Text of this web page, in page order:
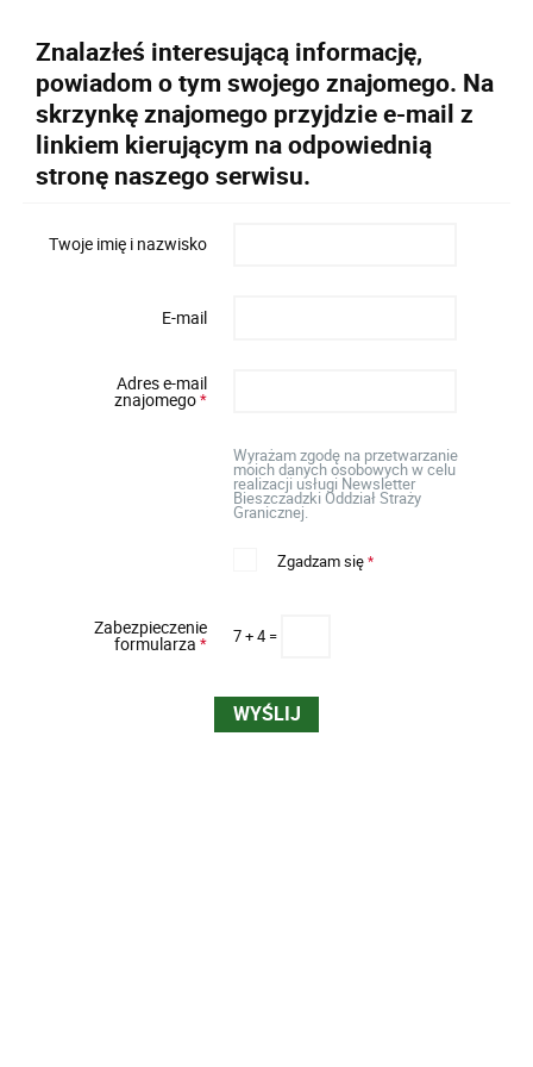
Znalazłeś interesującą informację,
powiadom o tym swojego znajomego. Na
skrzynkę znajomego przyjdzie e-mail z
linkiem kierującym na odpowiednią
stronę naszego serwisu.
Twoje imię i nazwisko
E-mail
Adres e-mail
znajomego*
Wyrażam zgodę na przetwarzanie
moich danych osobowych w celu
realizacji usługi Newsletter
Bieszczadzki Oddział Straży
Granicznej.
Zgadzam się*
Zabezpieczenie
formularza* 7 + 4 =